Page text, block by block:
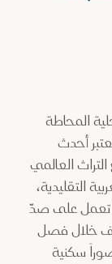
المحاطة
أحدث
العالمي
التقليدية،
تعمل على صدّ
خلال فصل
سكنية